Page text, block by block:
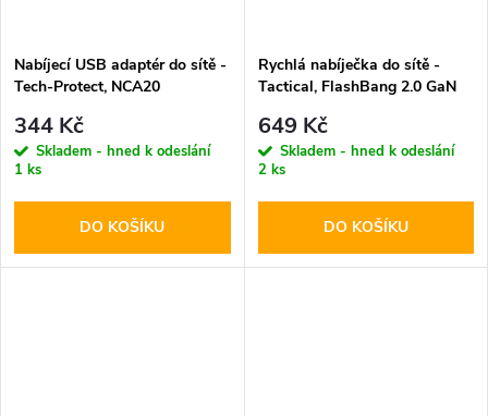
Nabíjecí USB adaptér do sítě -
Tech-Protect, NCA20
344 Kč
Skladem - hned k odeslání
1 ks
DO KOŠÍKU
Rychlá nabíječka do sítě -
Tactical, FlashBang 2.0 GaN
649 Kč
Skladem - hned k odeslání
2 ks
DO KOŠÍKU